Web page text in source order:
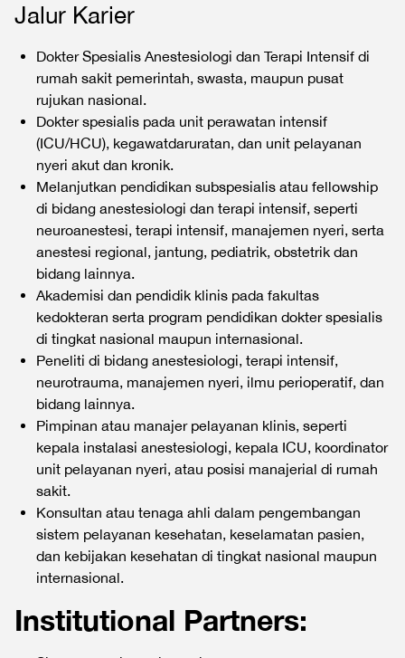
Jalur Karier
Dokter Spesialis Anestesiologi dan Terapi Intensif di
rumah sakit pemerintah, swasta, maupun pusat
rujukan nasional.
Dokter spesialis pada unit perawatan intensif
(ICU/HCU), kegawatdaruratan, dan unit pelayanan
nyeri akut dan kronik.
Melanjutkan pendidikan subspesialis atau fellowship
di bidang anestesiologi dan terapi intensif, seperti
neuroanestesi, terapi intensif, manajemen nyeri, serta
anestesi regional, jantung, pediatrik, obstetrik dan
bidang lainnya.
Akademisi dan pendidik klinis pada fakultas
kedokteran serta program pendidikan dokter spesialis
di tingkat nasional maupun internasional.
Peneliti di bidang anestesiologi, terapi intensif,
neurotrauma, manajemen nyeri, ilmu perioperatif, dan
bidang lainnya.
⁠Pimpinan atau manajer pelayanan klinis, seperti
kepala instalasi anestesiologi, kepala ICU, koordinator
unit pelayanan nyeri, atau posisi manajerial di rumah
sakit.
Konsultan atau tenaga ahli dalam pengembangan
sistem pelayanan kesehatan, keselamatan pasien,
dan kebijakan kesehatan di tingkat nasional maupun
internasional.
Institutional Partners: